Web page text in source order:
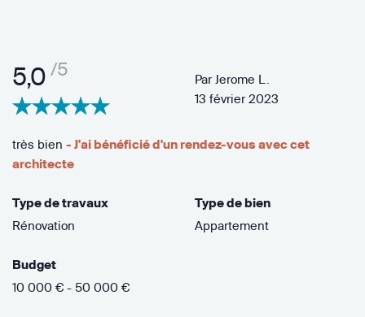
5,0 /5 Par Jerome L.
13 février 2023
très bien - J'ai bénéficié d'un rendez-vous avec cet
architecte
Type de travaux
Rénovation
Type de bien
Appartement
Budget
10 000 € - 50 000 €